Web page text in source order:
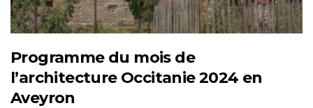
Programme du mois de
l’architecture Occitanie 2024 en
Aveyron